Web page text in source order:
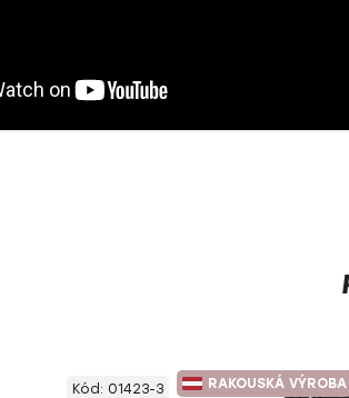
Kód: 01423-3 RAKOUSKÁ VÝROBA